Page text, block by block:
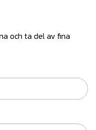
och ta del av fina